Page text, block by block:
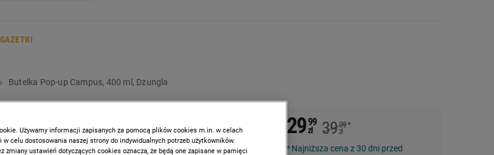
Butelka Pop-up Campus, 400 ml, Dżungla
Pop-up Campus, 400
2999
zł 3999
zł
*
Najniższa cena z 30 dni przed
Używamy informacji zapisanych za pomocą plików cookies m.in. w celach
celu dostosowania naszej strony do indywidualnych potrzeb użytkowników.
zmiany ustawień dotyczących cookies oznacza, że będą one zapisane w pamięci